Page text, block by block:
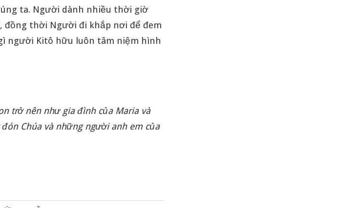
ta. Người dành nhiều thời giờ
đồng thời Người đi khắp nơi để đem
người Kitô hữu luôn tâm niệm hình
trở nên như gia đình của Maria và
Chúa và những người anh em của